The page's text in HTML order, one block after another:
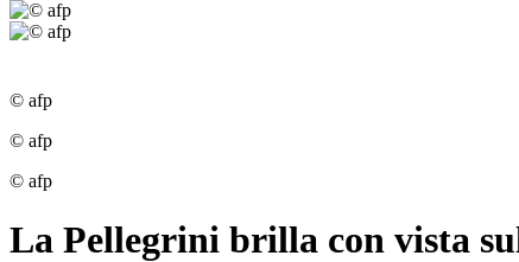
© afp
© afp
© afp
La Pellegrini brilla con vista